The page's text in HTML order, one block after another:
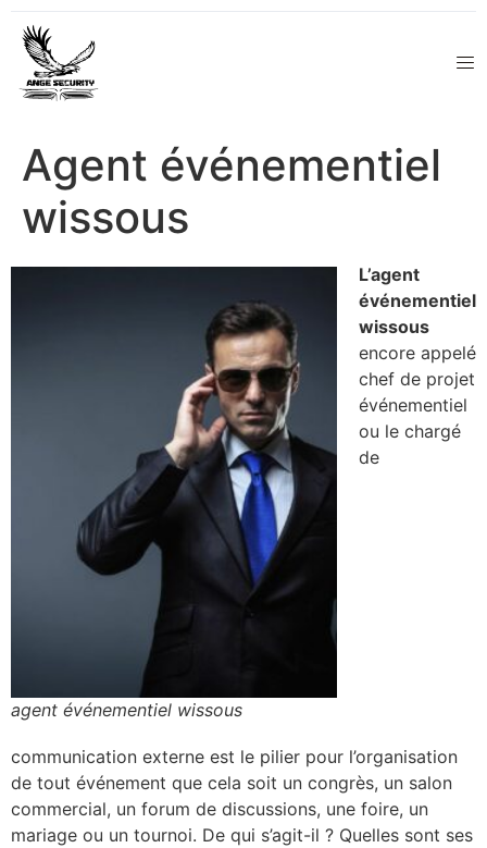
Agent événementiel
wissous
agent événementiel wissous
L’agent
événementiel
wissous
encore appelé
chef de projet
événementiel
ou le chargé
de
communication externe est le pilier pour l’organisation
de tout événement que cela soit un congrès, un salon
commercial, un forum de discussions, une foire, un
mariage ou un tournoi. De qui s’agit-il ? Quelles sont ses